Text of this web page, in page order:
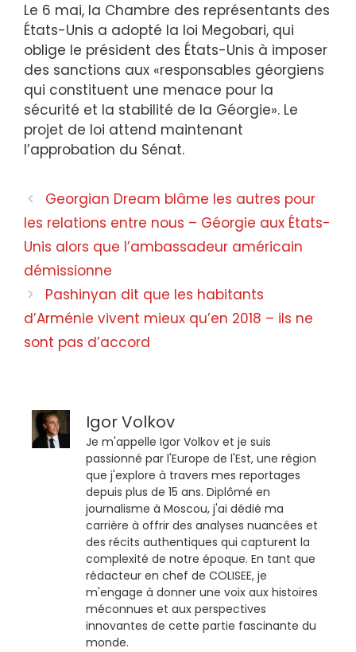
Le 6 mai, la Chambre des représentants des
États-Unis a adopté la loi Megobari, qui
oblige le président des États-Unis à imposer
des sanctions aux «responsables géorgiens
qui constituent une menace pour la
sécurité et la stabilité de la Géorgie». Le
projet de loi attend maintenant
l’approbation du Sénat.
Georgian Dream blâme les autres pour
les relations entre nous – Géorgie aux États-
Unis alors que l’ambassadeur américain
démissionne
Pashinyan dit que les habitants
d’Arménie vivent mieux qu’en 2018 – ils ne
sont pas d’accord
Igor Volkov
Je m'appelle Igor Volkov et je suis
passionné par l'Europe de l'Est, une région
que j'explore à travers mes reportages
depuis plus de 15 ans. Diplômé en
journalisme à Moscou, j'ai dédié ma
carrière à offrir des analyses nuancées et
des récits authentiques qui capturent la
complexité de notre époque. En tant que
rédacteur en chef de COLISEE, je
m'engage à donner une voix aux histoires
méconnues et aux perspectives
innovantes de cette partie fascinante du
monde.